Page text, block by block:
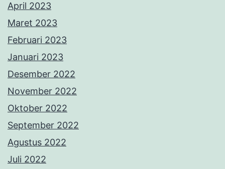
April 2023
Maret 2023
Februari 2023
Januari 2023
Desember 2022
November 2022
Oktober 2022
September 2022
Agustus 2022
Juli 2022